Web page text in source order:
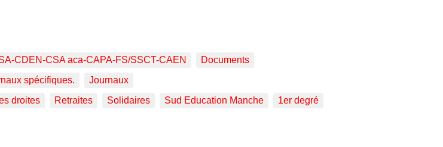
CDEN-CSA aca-CAPA-FS/SSCT-CAEN
Documents
spécifiques.
Journaux
droites
Retraites Solidaires Sud Education Manche
1er degré